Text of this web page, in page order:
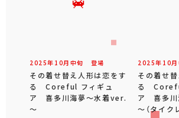
2025年 10月 中旬 登場
その着せ替え人形は恋をす
る Coreful フィギュ
ア 喜多川海夢～水着ver.
～
2025年 10月
その着せ
る
ア 喜多川
～（タイク